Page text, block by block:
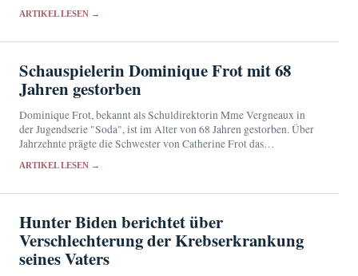
ARTIKEL LESEN →
Schauspielerin Dominique Frot mit 68
Jahren gestorben
Dominique Frot, bekannt als Schuldirektorin Mme Vergneaux in
der Jugendserie "Soda", ist im Alter von 68 Jahren gestorben. Über
Jahrzehnte prägte die Schwester von Catherine Frot das
ARTIKEL LESEN →
Hunter Biden berichtet über
Verschlechterung der Krebserkrankung
seines Vaters